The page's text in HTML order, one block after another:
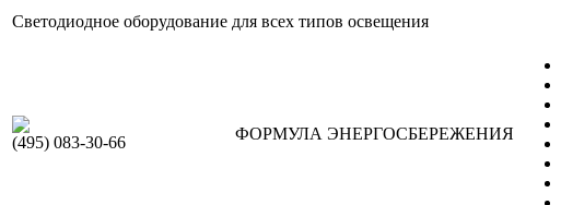
Светодиодное оборудование для всех типов освещения
(495) 083-30-66 ФОРМУЛА ЭНЕРГОСБЕРЕЖЕНИЯ